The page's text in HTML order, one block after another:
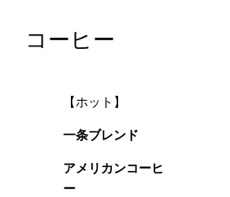
コーヒー
【ホット】
一条ブレンド
アメリカンコーヒ
ー